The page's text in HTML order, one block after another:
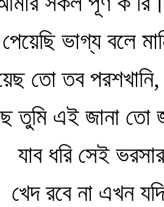
ভাগ্য বলে
তো তব পরশখানি,
তুমি এই জানা তো
যাব ধরি সেই
খেদ রবে না এখন